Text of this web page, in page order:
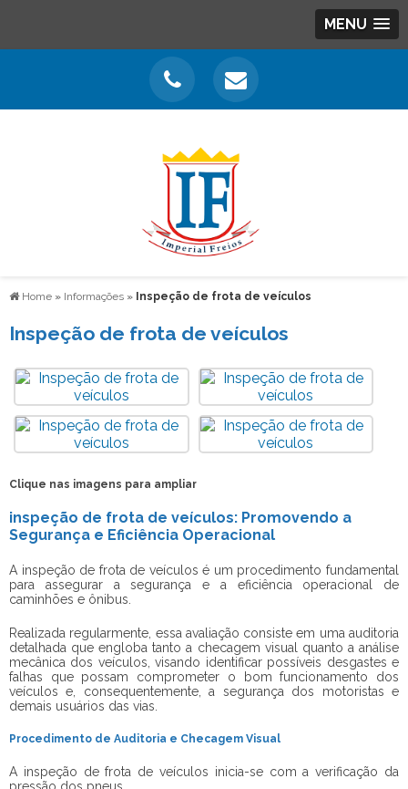
MENU
Home » Informações » Inspeção de frota de veículos
Inspeção de frota de veículos
Clique nas imagens para ampliar
inspeção de frota de veículos: Promovendo a
Segurança e Eficiência Operacional
A inspeção de frota de veículos é um procedimento fundamental
para assegurar a segurança e a eficiência operacional de
caminhões e ônibus.
Realizada regularmente, essa avaliação consiste em uma auditoria
detalhada que engloba tanto a checagem visual quanto a análise
mecânica dos veículos, visando identificar possíveis desgastes e
falhas que possam comprometer o bom funcionamento dos
veículos e, consequentemente, a segurança dos motoristas e
demais usuários das vias.
Procedimento de Auditoria e Checagem Visual
A inspeção de frota de veículos inicia-se com a verificação da
pressão dos pneus.